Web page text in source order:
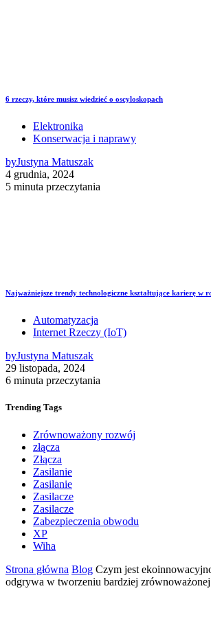
6 rzeczy, które musisz wiedzieć o oscyloskopach
Elektronika
Konserwacja i naprawy
byJustyna Matuszak
4 grudnia, 2024
5 minuta przeczytania
Najważniejsze trendy technologiczne kształtujące karierę w
Automatyzacja
Internet Rzeczy (IoT)
byJustyna Matuszak
29 listopada, 2024
6 minuta przeczytania
Trending Tags
Zrównoważony rozwój
złącza
Złącza
Zasilanie
Zasilanie
Zasilacze
Zasilacze
Zabezpieczenia obwodu
XP
Wiha
Strona główna Blog Czym jest
odgrywa w tworzeniu bardziej zrównoważonej